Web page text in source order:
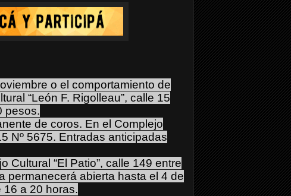
o el comportamiento de
“León F. Rigolleau”, calle 15
pesos.
de coros. En el Complejo
Nº 5675. Entradas anticipadas
Cultural “El Patio”, calle 149 entre
permanecerá abierta hasta el 4 de
16 a 20 horas.